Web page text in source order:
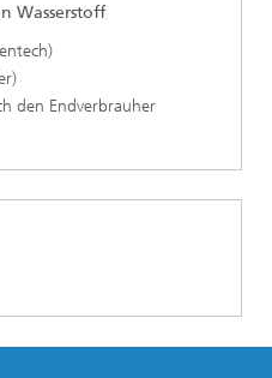
Wasserstoff
den Endverbrauher